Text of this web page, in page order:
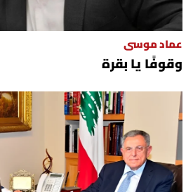
عماد موسى
وقوفًا يا بقرة